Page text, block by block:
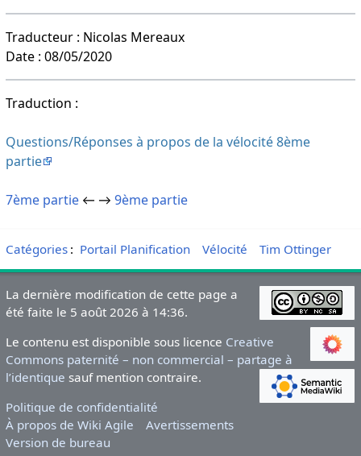
Traducteur : Nicolas Mereaux
Date : 08/05/2020
Traduction :
Questions/Réponses à propos de la vélocité 8ème
partie
7ème partie← → 9ème partie
Catégories: Portail Planification Vélocité Tim Ottinger
La dernière modification de cette page a
été faite le 5 août 2026 à 14:36.
Le contenu est disponible sous licence Creative
Commons paternité – non commercial – partage à
l’identique sauf mention contraire.
Politique de confidentialité
À propos de Wiki Agile
Avertissements
Version de bureau